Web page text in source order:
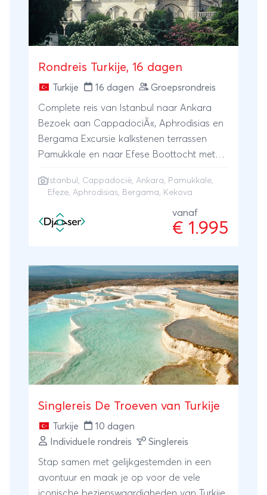
Rondreis Turkije, 16 dagen
Turkije 16 dagen Groepsrondreis
Complete reis van Istanbul naar Ankara
Bezoek aan CappadociÃ«, Aphrodisias en
Bergama Excursie kalkstenen terrassen
Pamukkale en naar Efese Boottocht met
Istanbul , Cappadocië, Ankara, Pamukkale,
Efeze, Aphrodisias, Bergama, Kekova
vanaf
€ 1.995
Singlereis De Troeven van Turkije
Turkije
10 dagen
Individuele rondreis
Singlereis
Stap samen met gelijkgestemden in een
avontuur en maak je op voor de vele